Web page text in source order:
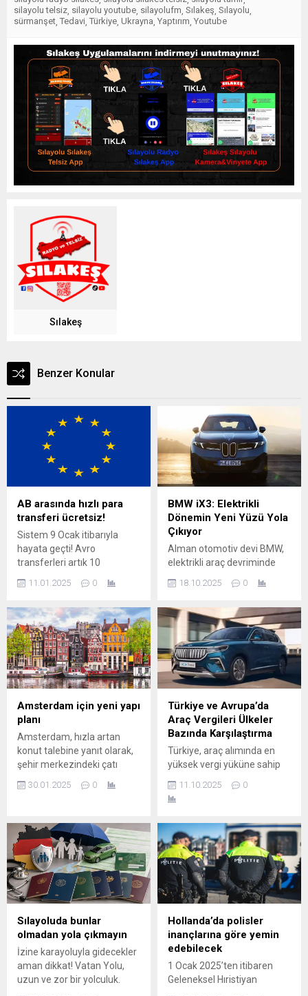
silayolu telsiz silayolu youtube silayolufm Sılakeş Sılayolu
sürmanşet Tedavi Türkiye Ukrayna Yaptırım Youtube
Sılakeş
Benzer Konular
AB arasında hızlı para
transferi ücretsiz!
Sistem 9 Ocak itibarıyla
hayata geçti! Avro
transferleri artık 10
ücret alınmıyor. Avrupa
sistemi, finans dünyasında
devrim yaratacak. Avrupa
Birliği’nin geçtiğimiz yıl
onayladığı anında ödeme
sistemi, 9 Ocak 2025
tarihinde resmen devreye
alındı. Bu yeni sistem, avro
cinsinden yapılan
transferlerin çok daha hızlı...
11.01.2025 0
BMW iX3: Elektrikli
Dönemin Yeni Yüzü Yola
Çıkıyor
Alman otomotiv devi BMW,
elektrikli araç devriminde
Markanın “Neue Klasse”
platform üzerine geliştirilen
BMW iX3, hem tasarım hem
teknoloji anlamında
geleceğe yön veren bir
model olarak öne çıkıyor.
Yeni Nesil Elektrikli
Performans Yeni BMW iX3,
tamamen elektrikli SUV
segmentinde 800 volt...
18.10.2025 0
Amsterdam için yeni yapı
planı
Amsterdam, hızla artan
konut talebine yanıt olarak,
şehir merkezindeki çatı
planlıyor. Şehirdeki mevcut
4 bin 500 yeni dairenin inşa
edilebileceği ifade ediliyor.
Bu projeyle, konut krizine
önemli bir çözüm
sağlanması hedefleniyor.
Çatı katlarında büyük bir
potansiyel var Önerilen
projeye göre,
Amsterdam’daki...
30.01.2025 0
Türkiye ve Avrupa’da
Araç Vergileri Ülkeler
Bazında Karşılaştırma
Türkiye, araç alımında en
yüksek vergi yüküne sahip
varan ÖTV ile). Danimarka,
Avrupa’da satış fiyatı ve CO₂
pahalı ülkelerden biri olarak
dikkat çeker. Hollanda ve
Almanya, CO₂ temelli vergi
sistemlerinde adil ve çevre
dostu yaklaşıma
odaklanıyor. İngiltere,
elektrikli araçlara vergi
muafiyeti uygulayan
ülkelerden biri....
11.10.2025 0
Sılayoluda bunlar
olmadan yola çıkmayın
İzine karayoluyla gidecekler
aman dikkat! Vatan Yolu,
uzun ve zor bir yolculuk.
Hollanda’da polisler
inançlarına göre yemin
edebilecek
1 Ocak 2025’ten itibaren
Geleneksel Hıristiyan